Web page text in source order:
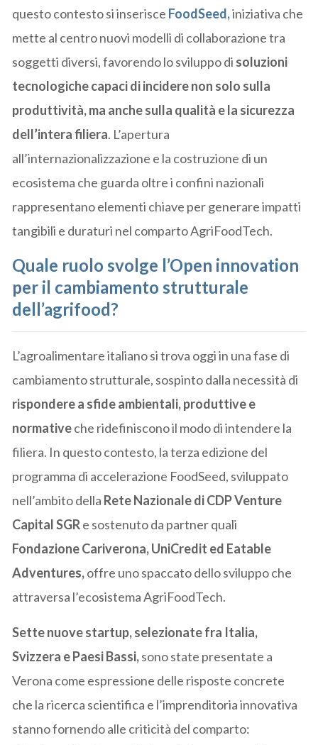
questo contesto si inserisce FoodSeed,iniziativa che
mette al centro nuovi modelli di collaborazione tra
soggetti diversi, favorendo lo sviluppo di soluzioni
tecnologiche capaci di incidere non solo sulla
produttività, ma anche sulla qualità e la sicurezza
dell’intera filiera. L’apertura
all’internazionalizzazione e la costruzione di un
ecosistema che guarda oltre i confini nazionali
rappresentano elementi chiave per generare impatti
tangibili e duraturi nel comparto AgriFoodTech.
Quale ruolo svolge l’Open innovation
per il cambiamento strutturale
dell’agrifood?
L’agroalimentare italiano si trova oggi in una fase di
cambiamento strutturale, sospinto dalla necessità di
rispondere a sfide ambientali, produttive e
normativeche ridefiniscono il modo di intendere la
filiera. In questo contesto, la terza edizione del
programma di accelerazione FoodSeed, sviluppato
nell’ambito della Rete Nazionale di CDP Venture
Capital SGRe sostenuto da partner quali
Fondazione Cariverona, UniCredit ed Eatable
Adventures,offre uno spaccato dello sviluppo che
attraversa l’ecosistema AgriFoodTech.
Sette nuove startup, selezionate fra Italia,
Svizzera e Paesi Bassi,sono state presentate a
Verona come espressione delle risposte concrete
che la ricerca scientifica e l’imprenditoria innovativa
stanno fornendo alle criticità del comparto: